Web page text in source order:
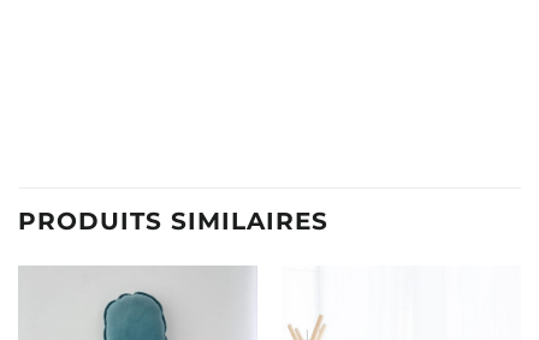
PRODUITS SIMILAIRES